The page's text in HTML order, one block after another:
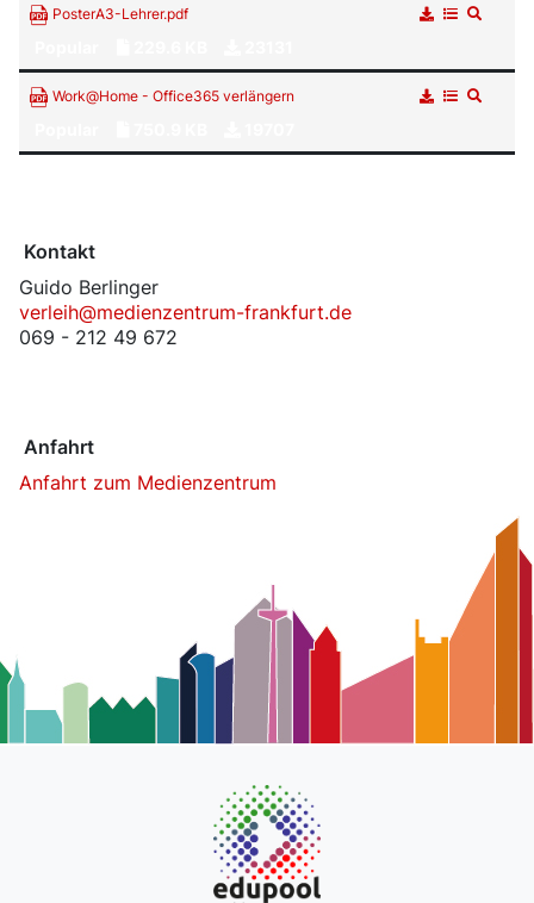
PosterA3-Lehrer.pdf
Work@Home - Office365 verlängern
Kontakt
Guido Berlinger
verleih@medienzentrum-frankfurt.de
069 - 212 49 672
Anfahrt
Anfahrt zum Medienzentrum